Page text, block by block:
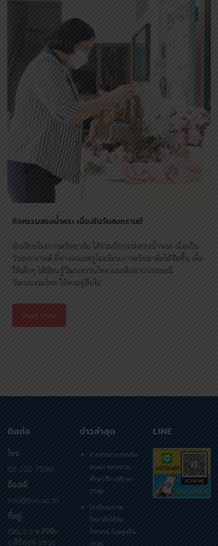
กิจกรรม​สรงน้ำพระ​ เนื่องในวันสงกรานต์
นักเรียนโรงภารตวิทยาลัย​ ได้ร่วมกิจกรรม​สรงน้ำพระ​ เนื่องใน
วันสงกรานต์ ที่ทางคณะครู​โรงเรียนภารตวิทยาลัย​ได้จัดขึ้น​ เพื่อ
ให้เด็กๆ​ ได้เรียนรู้วัฒนธรรม​ไทย​ และสืบสานประเพณี​
วัฒนธรรม​ไทย​ ให้คงอยู่สืบไป
Read more
ติดต่อ
โทร:
02-222-7588
อีเมลล์:
info@bvs.ac.th
ที่อยู่:
136/1-2 ซ.ศิริชัย
ถ.ศิริพงษ์ แขวง
ข่าวล่าสุด
รายงานการประเมิน
ตนเอง ของสถาน
ศึกษา ปีการศึกษา
2568
โรงเรียนภารต
วิทยาลัยได้จัด
กิจกรรม วันตรุษจีน
2569
LINE